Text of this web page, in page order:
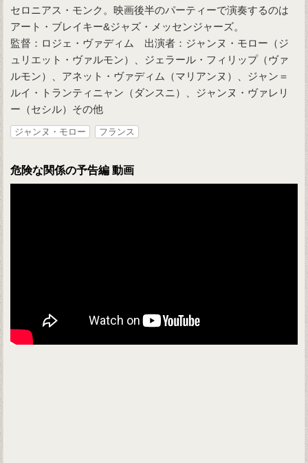
セロニアス・モンク。映画後半のパーティーで演奏するのは
アート・ブレイキー&ジャズ・メッセンジャーズ。
監督：ロジェ・ヴァディム 出演者：ジャンヌ・モロー（ジ
ュリエット・ヴァルモン）、ジェラール・フィリップ（ヴァ
ルモン）、アネット・ヴァディム（マリアンヌ）、ジャン＝
ルイ・トランティニャン（ダンスニ）、ジャンヌ・ヴァレリ
ー（セシル）その他
ジャンヌ・モロー フランス
危険な関係の予告編 動画